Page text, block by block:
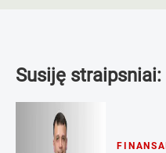
Susiję straipsniai:
FINANSAI